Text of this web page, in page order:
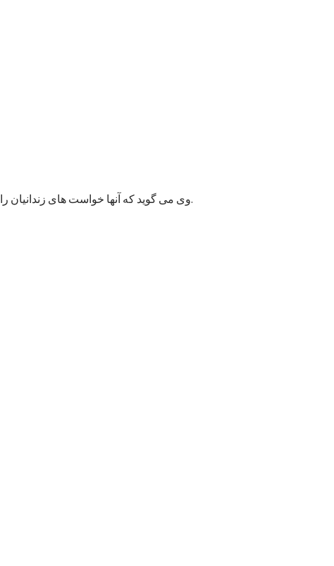
وی می گوید که آنها خواست های زندانیان را به مسئولان پایتخت انتقال داده اند و امیدوارند به این قضیه زودتر رسیدگی شود زیرا ممکن وضعیت بهداشتی شماری از زندانیان خراب شود.